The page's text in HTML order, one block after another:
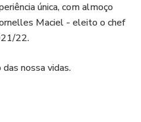
única, com almoço
Maciel - eleito o chef
22.
nossa vidas.